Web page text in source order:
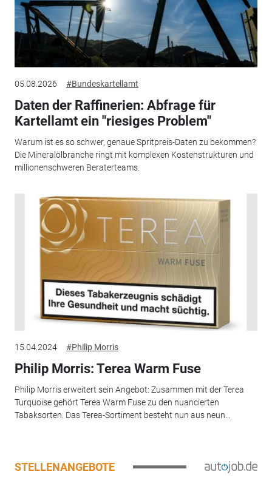
05.08.2026 #Bundeskartellamt
Daten der Raffinerien: Abfrage für
Kartellamt ein "riesiges Problem"
Warum ist es so schwer, genaue Spritpreis-Daten zu bekommen?
Die Mineralölbranche ringt mit komplexen Kostenstrukturen und
millionenschweren Beraterteams.
15.04.2024 #Philip Morris
Philip Morris: Terea Warm Fuse
Philip Morris erweitert sein Angebot: Zusammen mit der Terea
Turquoise gehört Terea Warm Fuse zu den nuancierten
Tabaksorten. Das Terea-Sortiment besteht nun aus neun...
STELLENANGEBOTE